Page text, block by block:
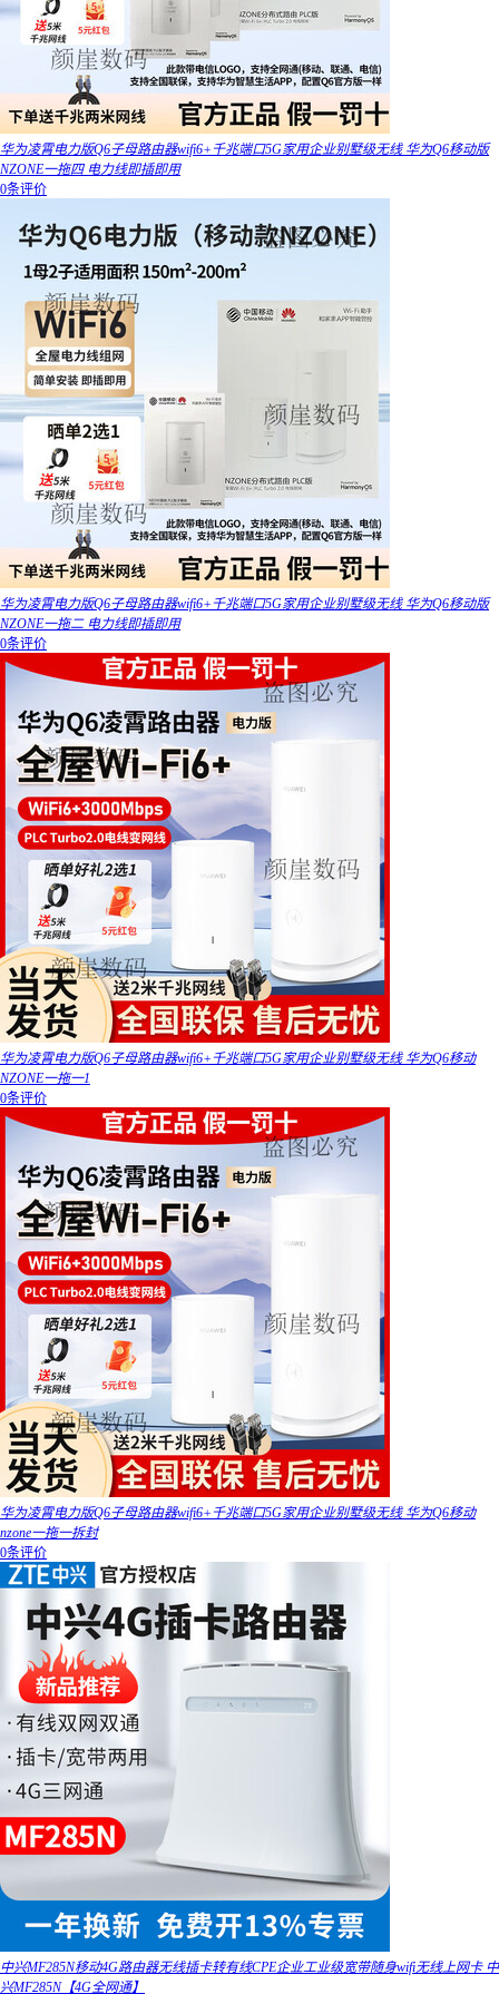
华为凌霄电力版Q6子母路由器wifi6+千兆端口5G家用企业别墅级无线 华为Q6移动版
NZONE一拖四 电力线即插即用
0条评价
华为凌霄电力版Q6子母路由器wifi6+千兆端口5G家用企业别墅级无线 华为Q6移动版
NZONE一拖二 电力线即插即用
0条评价
华为凌霄电力版Q6子母路由器wifi6+千兆端口5G家用企业别墅级无线 华为Q6移动
NZONE一拖一1
0条评价
华为凌霄电力版Q6子母路由器wifi6+千兆端口5G家用企业别墅级无线 华为Q6移动
nzone一拖一拆封
0条评价
中兴MF285N移动4G路由器无线插卡转有线CPE企业工业级宽带随身wifi无线上网卡 中
兴MF285N【4G全网通】